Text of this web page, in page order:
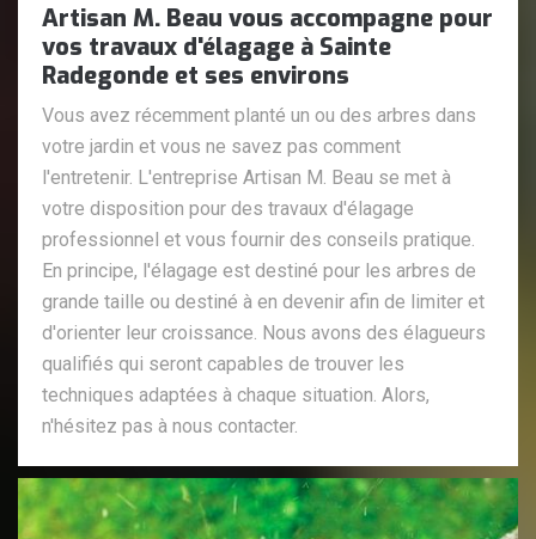
Artisan M. Beau vous accompagne pour
vos travaux d'élagage à Sainte
Radegonde et ses environs
Vous avez récemment planté un ou des arbres dans
votre jardin et vous ne savez pas comment
l'entretenir. L'entreprise Artisan M. Beau se met à
votre disposition pour des travaux d'élagage
professionnel et vous fournir des conseils pratique.
En principe, l'élagage est destiné pour les arbres de
grande taille ou destiné à en devenir afin de limiter et
d'orienter leur croissance. Nous avons des élagueurs
qualifiés qui seront capables de trouver les
techniques adaptées à chaque situation. Alors,
n'hésitez pas à nous contacter.